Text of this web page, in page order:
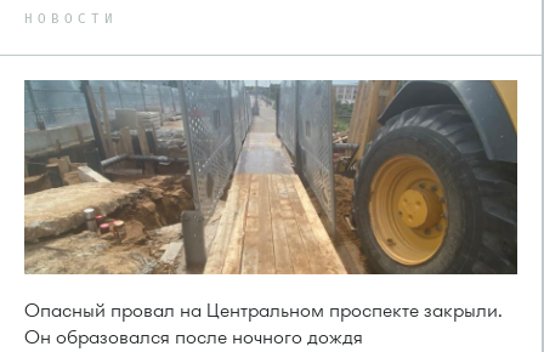
НОВОСТИ
Опасный провал на Центральном проспекте закрыли.
Он образовался после ночного дождя